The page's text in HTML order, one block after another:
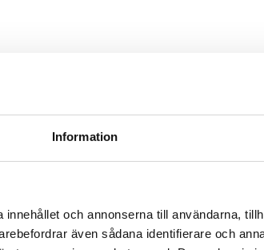
Information
och annonserna till användarna,
även sådana identifierare och